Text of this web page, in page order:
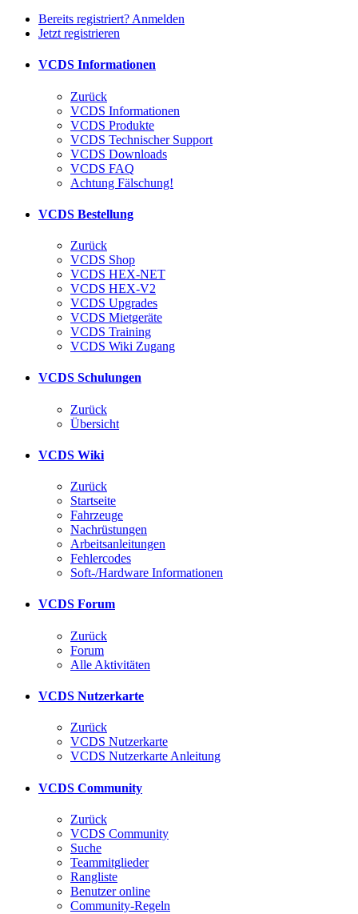
Bereits registriert? Anmelden
Jetzt registrieren
VCDS Informationen
Zurück
VCDS Informationen
VCDS Produkte
VCDS Technischer Support
VCDS Downloads
VCDS FAQ
Achtung Fälschung!
VCDS Bestellung
Zurück
VCDS Shop
VCDS HEX-NET
VCDS HEX-V2
VCDS Upgrades
VCDS Mietgeräte
VCDS Training
VCDS Wiki Zugang
VCDS Schulungen
Zurück
Übersicht
VCDS Wiki
Zurück
Startseite
Fahrzeuge
Nachrüstungen
Arbeitsanleitungen
Fehlercodes
Soft-/Hardware Informationen
VCDS Forum
Zurück
Forum
Alle Aktivitäten
VCDS Nutzerkarte
Zurück
VCDS Nutzerkarte
VCDS Nutzerkarte Anleitung
VCDS Community
Zurück
VCDS Community
Suche
Teammitglieder
Rangliste
Benutzer online
Community-Regeln